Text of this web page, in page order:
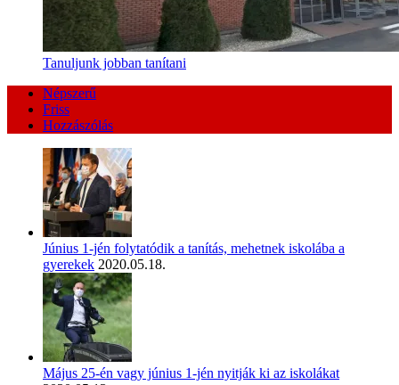
Tanuljunk jobban tanítani
Népszerű
Friss
Hozzászólás
Június 1-jén folytatódik a tanítás, mehetnek iskolába a
gyerekek 2020.05.18.
Május 25-én vagy június 1-jén nyitják ki az iskolákat